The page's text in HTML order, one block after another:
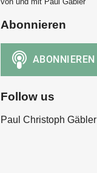
Abonnieren
Follow us
Paul Christoph Gäbler